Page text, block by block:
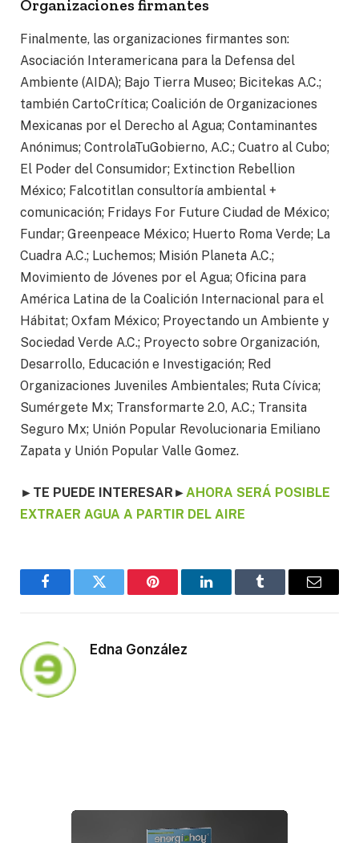
Organizaciones firmantes
Finalmente, las organizaciones firmantes son:
Asociación Interamericana para la Defensa del
Ambiente (AIDA); Bajo Tierra Museo; Bicitekas A.C.;
también CartoCrítica; Coalición de Organizaciones
Mexicanas por el Derecho al Agua; Contaminantes
Anónimus; ControlaTuGobierno, A.C.; Cuatro al Cubo;
El Poder del Consumidor; Extinction Rebellion
México; Falcotitlan consultoría ambiental +
comunicación; Fridays For Future Ciudad de México;
Fundar; Greenpeace México; Huerto Roma Verde; La
Cuadra A.C.; Luchemos; Misión Planeta A.C.;
Movimiento de Jóvenes por el Agua; Oficina para
América Latina de la Coalición Internacional para el
Hábitat; Oxfam México; Proyectando un Ambiente y
Sociedad Verde A.C.; Proyecto sobre Organización,
Desarrollo, Educación e Investigación; Red
Organizaciones Juveniles Ambientales; Ruta Cívica;
Sumérgete Mx; Transformarte 2.0, A.C.; Transita
Seguro Mx; Unión Popular Revolucionaria Emiliano
Zapata y Unión Popular Valle Gomez.
► TE PUEDE INTERESAR ►AHORA SERÁ POSIBLE
EXTRAER AGUA A PARTIR DEL AIRE
FacebookTwitter Pinterest LinkedInTumblr Email
Edna González